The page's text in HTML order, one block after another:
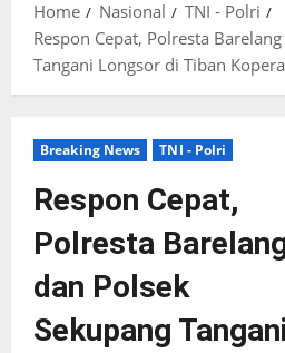
Home Nasional
TNI - Polri
Respon Cepat, Polresta
Tangani Longsor di Tiban
Breaking News TNI - Polri
Respon Cepat,
Polresta
dan Polsek
Sekupang Tangani